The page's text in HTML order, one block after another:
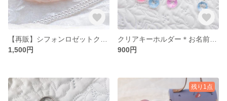
1,500円
900円
残り1点